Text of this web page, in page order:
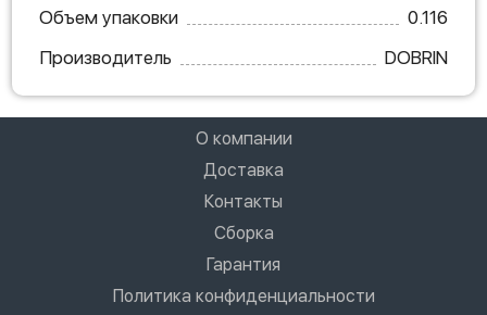
Объем упаковки
0.116
Производитель
DOBRIN
О компании
Доставка
Контакты
Сборка
Гарантия
Политика конфиденциальности